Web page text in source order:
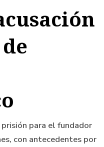
para el fundador
con antecedentes por